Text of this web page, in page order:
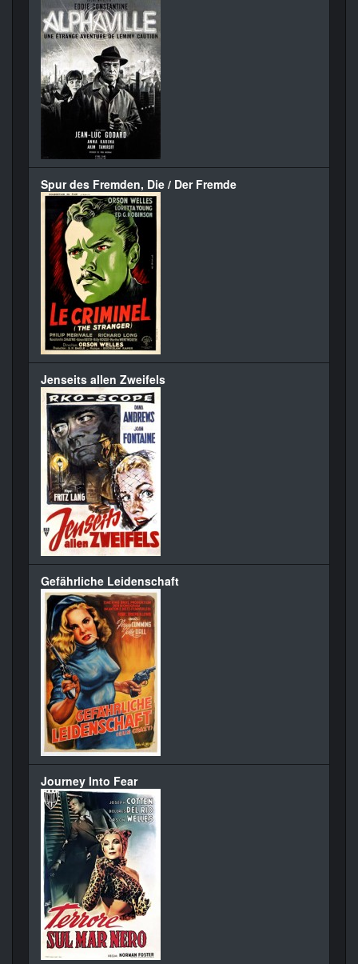
Spur des Fremden, Die / Der Fremde
Jenseits allen Zweifels
Gefährliche Leidenschaft
Journey Into Fear